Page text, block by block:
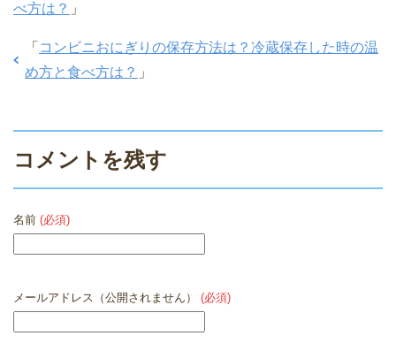
べ方は？ 」
「 コンビニおにぎりの保存方法は？冷蔵保存した時の温
め方と食べ方は？ 」
コメントを残す
名前 (必須)
メールアドレス（公開されません） (必須)